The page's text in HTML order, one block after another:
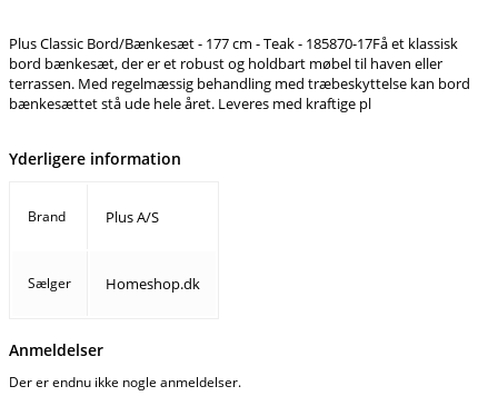
Plus Classic Bord/Bænkesæt - 177 cm - Teak - 185870-17Få et klassisk
bord bænkesæt, der er et robust og holdbart møbel til haven eller
terrassen. Med regelmæssig behandling med træbeskyttelse kan bord
bænkesættet stå ude hele året. Leveres med kraftige pl
Yderligere information
Brand Plus A/S
Sælger Homeshop.dk
Anmeldelser
Der er endnu ikke nogle anmeldelser.